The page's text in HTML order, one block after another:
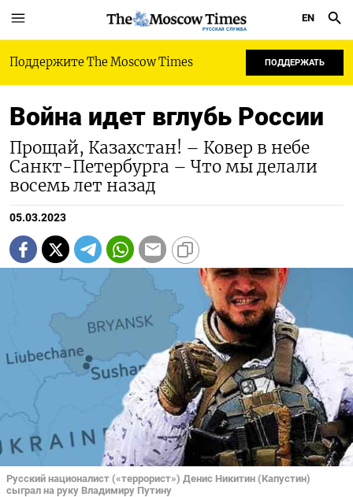
РУССКАЯ СЛУЖБА
EN
Поддержите The Moscow Times ПОДДЕРЖАТЬ
Война идет вглубь России
Прощай, Казахстан! – Ковер в небе
Санкт-Петербурга – Что мы делали
восемь лет назад
05.03.2023
Русский националист («террорист») Денис Никитин (Капустин)
сыграл на руку Владимиру Путину